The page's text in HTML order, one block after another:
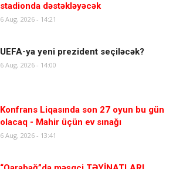
stadionda dəstəkləyəcək
6 Aug, 2026 - 14:21
UEFA-ya yeni prezident seçiləcək?
6 Aug, 2026 - 14:00
Konfrans Liqasında son 27 oyun bu gün
olacaq - Mahir üçün ev sınağı
6 Aug, 2026 - 13:41